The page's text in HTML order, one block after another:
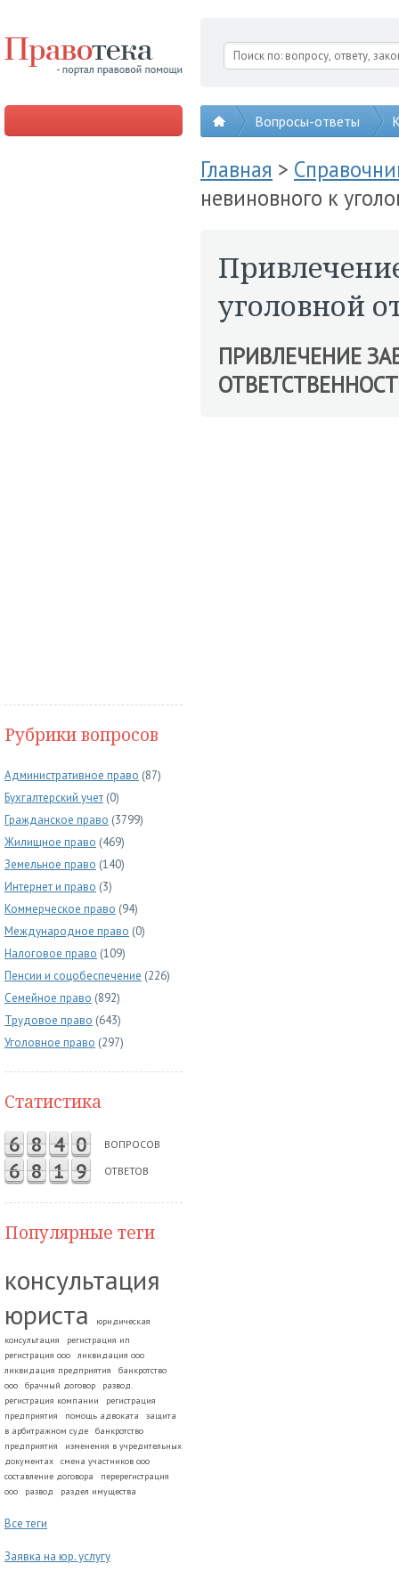
Вопросы-ответы
Рубрики вопросов
Административное право (87)
Бухгалтерский учет (0)
Гражданское право (3799)
Жилищное право (469)
Земельное право (140)
Интернет и право (3)
Коммерческое право (94)
Международное право (0)
Налоговое право (109)
Пенсии и соцобеспечение (226)
Семейное право (892)
Трудовое право (643)
Уголовное право (297)
Статистика
6 8 4 0 ВОПРОСОВ
6 8 1 9 ОТВЕТОВ
Популярные теги
консультация
юриста
юридическая
консультация
регистрация ип
регистрация ооо
ликвидация ооо
ликвидация предприятия
банкротство
ооо
брачный договор
развод.
регистрация компании
регистрация
предприятия
помощь адвоката
защита
в арбитражном суде
банкротство
предприятия
изменения в учредительных
документах
смена участников ооо
составление договора
перерегистрация
ооо
развод раздел имущества
Все теги
Заявка на юр. услугу
Главная >
невиновного к
уголовной
ПРИВЛЕЧЕНИЕ